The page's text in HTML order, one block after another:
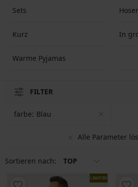
Sets
Kurz In
Warme Pyjamas
FILTER
Alle Parameter
farbe: Blau
Sortieren nach: TOP
LIMITED